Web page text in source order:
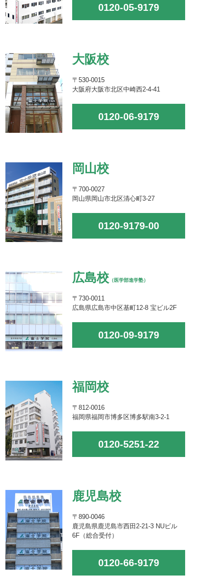
0120-05-9179
大阪校
〒530-0015
大阪府大阪市北区中崎西2-4-41
0120-06-9179
岡山校
〒700-0027
岡山県岡山市北区清心町3-27
0120-9179-00
広島校 （医学部進学塾）
〒730-0011
広島県広島市中区基町12-8 宝ビル2F
0120-09-9179
福岡校
〒812-0016
福岡県福岡市博多区博多駅南3-2-1
0120-5251-22
鹿児島校
〒890-0046
鹿児島県鹿児島市西田2-21-3 NUビル
6F（総合受付）
0120-66-9179